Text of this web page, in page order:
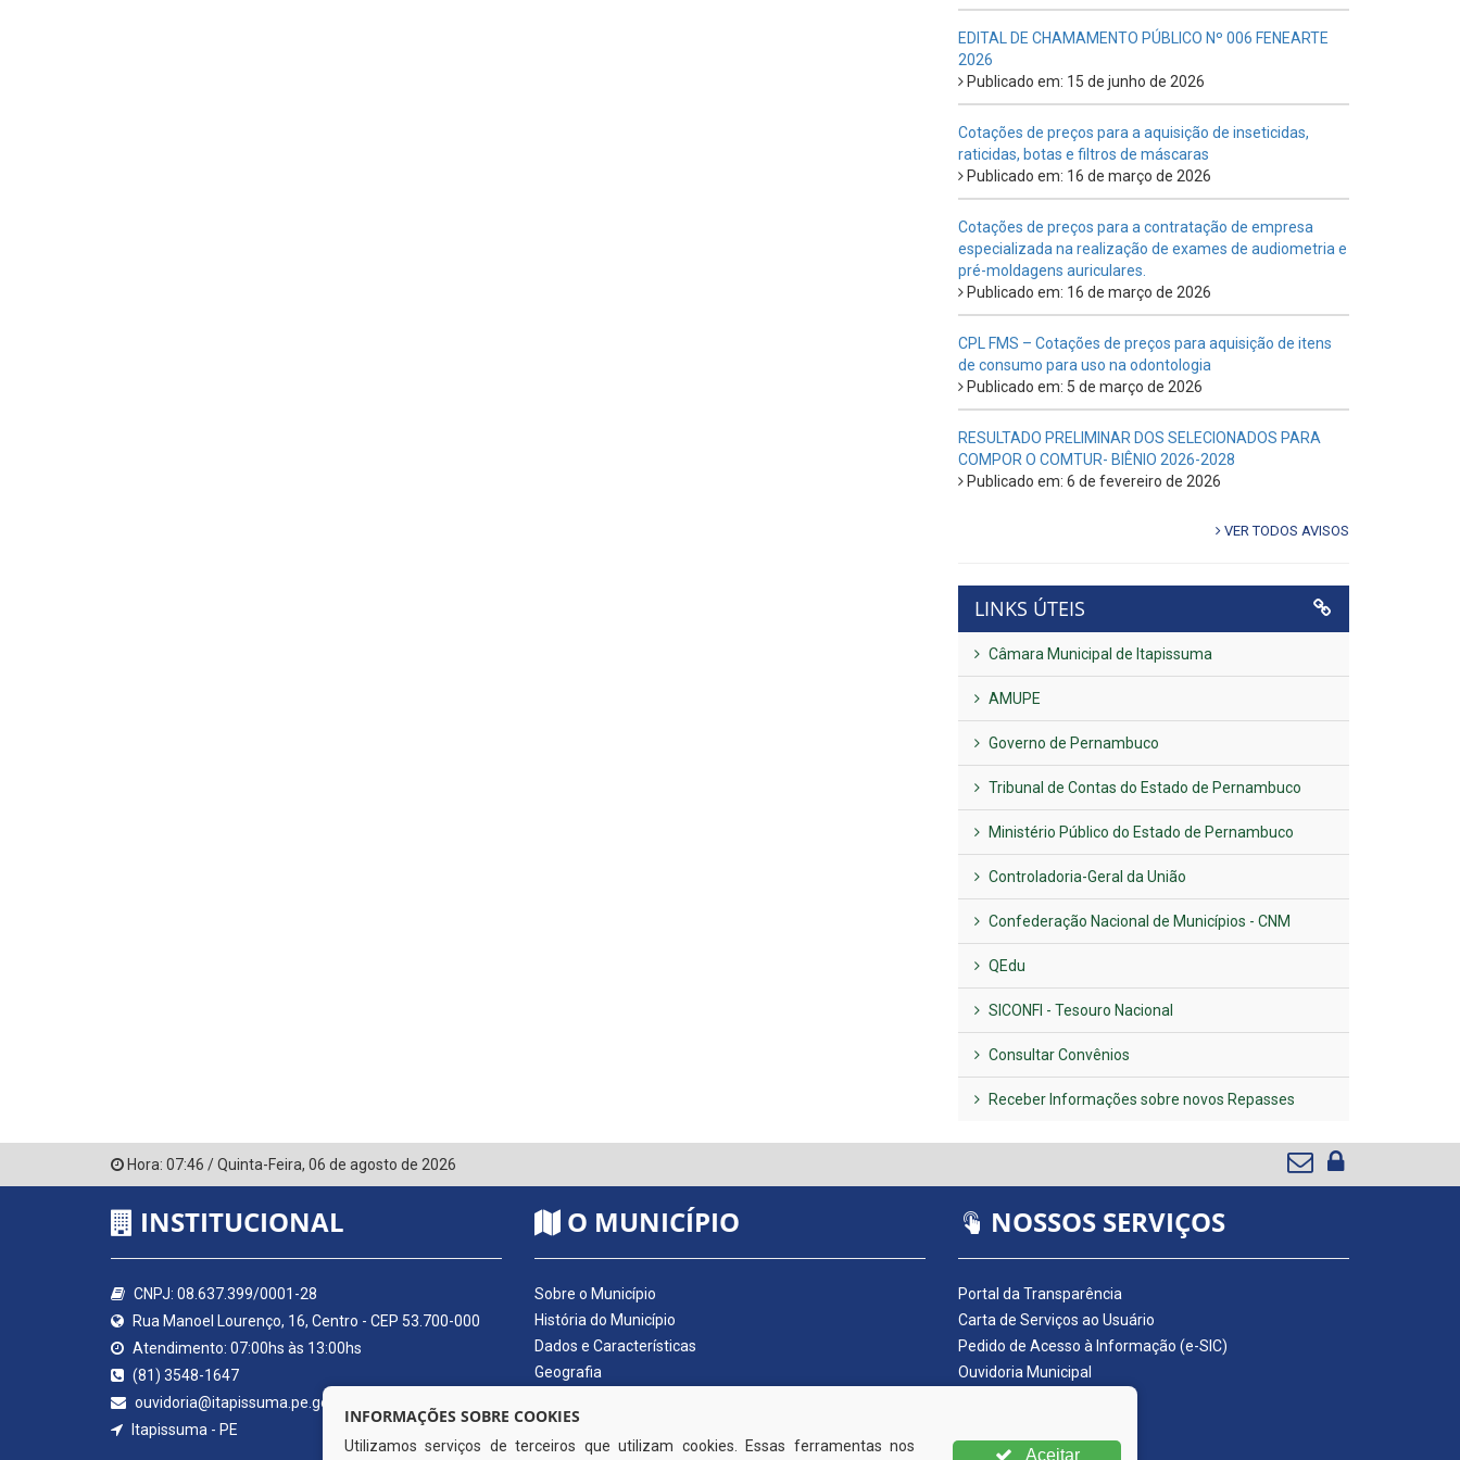
EDITAL DE CHAMAMENTO PÚBLICO Nº 006 FENEARTE
2026
Publicado em: 15 de junho de 2026
Cotações de preços para a aquisição de inseticidas,
raticidas, botas e filtros de máscaras
Publicado em: 16 de março de 2026
Cotações de preços para a contratação de empresa
especializada na realização de exames de audiometria e
pré-moldagens auriculares.
Publicado em: 16 de março de 2026
CPL FMS – Cotações de preços para aquisição de itens
de consumo para uso na odontologia
Publicado em: 5 de março de 2026
RESULTADO PRELIMINAR DOS SELECIONADOS PARA
COMPOR O COMTUR- BIÊNIO 2026-2028
Publicado em: 6 de fevereiro de 2026
VER TODOS AVISOS
LINKS ÚTEIS
Câmara Municipal de Itapissuma
AMUPE
Governo de Pernambuco
Tribunal de Contas do Estado de Pernambuco
Ministério Público do Estado de Pernambuco
Controladoria-Geral da União
Confederação Nacional de Municípios - CNM
QEdu
SICONFI - Tesouro Nacional
Consultar Convênios
Receber Informações sobre novos Repasses
Hora: 07:46 /Quinta-Feira, 06 de agosto de 2026
INSTITUCIONAL
CNPJ: 08.637.399/0001-28
Rua Manoel Lourenço, 16, Centro - CEP 53.700-000
Atendimento: 07:00hs às 13:00hs
(81) 3548-1647
ouvidoria@itapissuma.pe.gov.br
Itapissuma - PE
O MUNICÍPIO
Sobre o Município
História do Município
Dados e Características
Geografia
Símbolos do Município
Hino do Município
NOSSOS SERVIÇOS
Portal da Transparência
Carta de Serviços ao Usuário
Pedido de Acesso à Informação (e-SIC)
Ouvidoria Municipal
Nota Fiscal Eletrônica
INFORMAÇÕES SOBRE COOKIES
Utilizamos serviços de terceiros que utilizam cookies. Essas ferramentas nos
Aceitar